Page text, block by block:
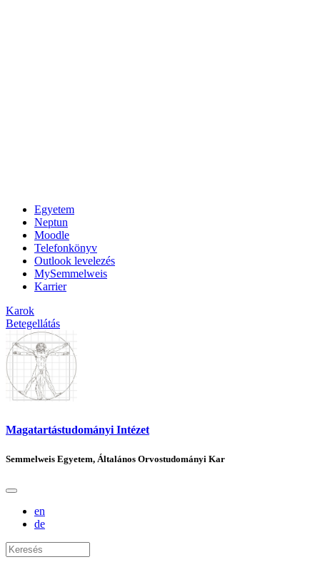
Egyetem
Neptun
Moodle
Telefonkönyv
Outlook levelezés
MySemmelweis
Karrier
Karok
Betegellátás
Magatartástudományi Intézet
Semmelweis Egyetem, Általános Orvostudományi Kar
en
de